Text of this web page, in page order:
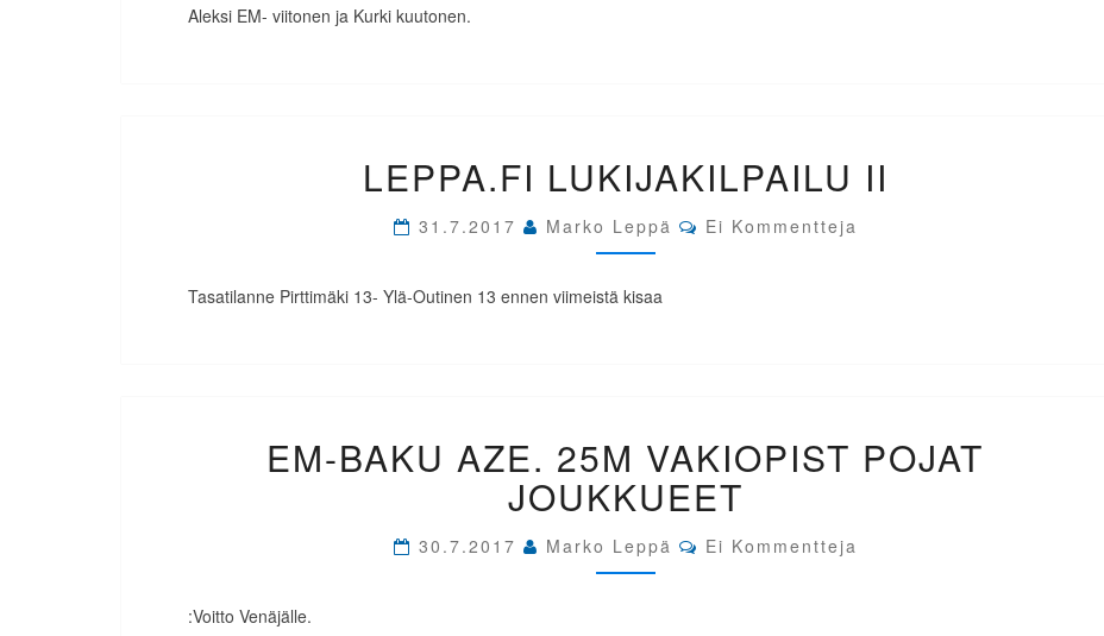
Aleksi EM- viitonen ja Kurki kuutonen.
LUKIJAKILPAILU
II
LEPPA.FI LUKIJAKILPAILU II
31.7.2017 Marko Leppä Comments
Ei Kommentteja
Tasatilanne Pirttimäki 13- Ylä-Outinen 13 ennen viimeistä kisaa
BAKU
AZE.
25M
VAKIOPIST
POJAT
JOUKKUEET
EM-BAKU AZE. 25M VAKIOPIST POJAT
JOUKKUEET
30.7.2017 Marko Leppä Comments
Ei Kommentteja
:Voitto Venäjälle.